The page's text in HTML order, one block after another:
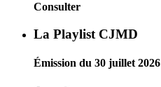
Consulter
La Playlist CJMD
Émission du 30 juillet 2026